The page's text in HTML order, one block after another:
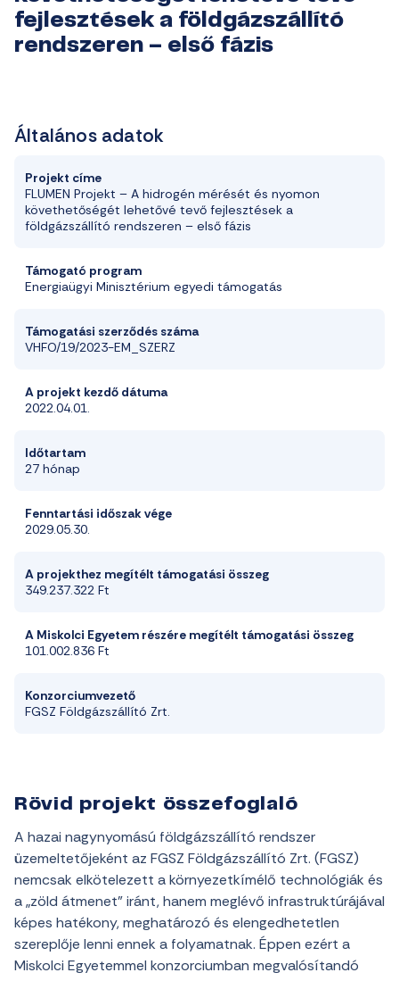
fejlesztések a földgázszállító
rendszeren – első fázis
Általános adatok
Projekt címe
FLUMEN Projekt – A hidrogén mérését és nyomon
követhetőségét lehetővé tevő fejlesztések a
földgázszállító rendszeren – első fázis
Támogató program
Energiaügyi Minisztérium egyedi támogatás
Támogatási szerződés száma
VHFO/19/2023-EM_SZERZ
A projekt kezdő dátuma
2022.04.01.
Időtartam
27 hónap
Fenntartási időszak vége
2029.05.30.
A projekthez megítélt támogatási összeg
349.237.322 Ft
A Miskolci Egyetem részére megítélt támogatási összeg
101.002.836 Ft
Konzorciumvezető
FGSZ Földgázszállító Zrt.
Rövid projekt összefoglaló
A hazai nagynyomású földgázszállító rendszer
üzemeltetőjeként az FGSZ Földgázszállító Zrt. (FGSZ)
nemcsak elkötelezett a környezetkímélő technológiák és
a „zöld átmenet” iránt, hanem meglévő infrastruktúrájával
képes hatékony, meghatározó és elengedhetetlen
szereplője lenni ennek a folyamatnak. Éppen ezért a
Miskolci Egyetemmel konzorciumban megvalósítandó